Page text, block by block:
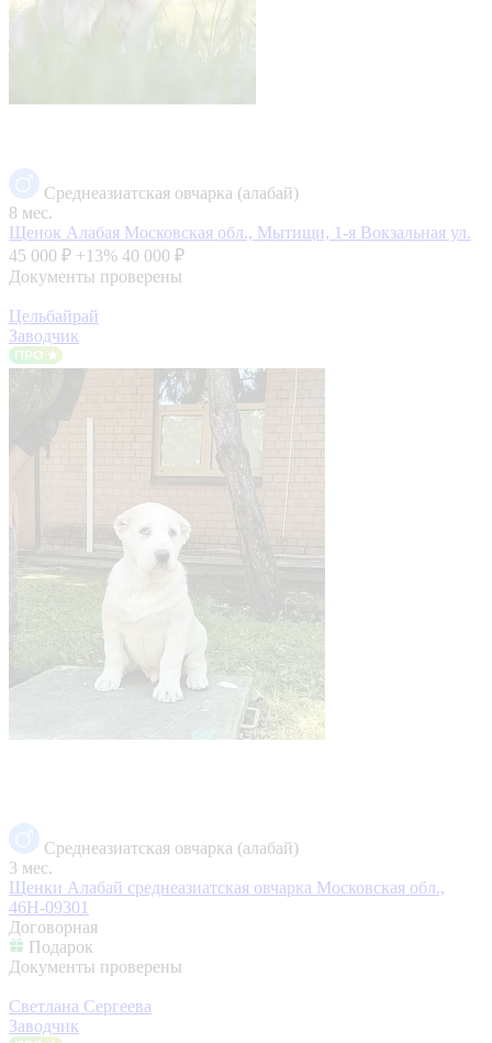
Среднеазиатская овчарка (алабай)
8 мес.
Щенок Алабая Московская обл., Мытищи, 1-я Вокзальная ул.
45 000 ₽ +13% 40 000 ₽
Документы проверены
Цельбайрай
Заводчик
Среднеазиатская овчарка (алабай)
3 мес.
Щенки Алабай среднеазиатская овчарка Московская обл.,
46Н-09301
Договорная
Подарок
Документы проверены
Светлана Сергеева
Заводчик